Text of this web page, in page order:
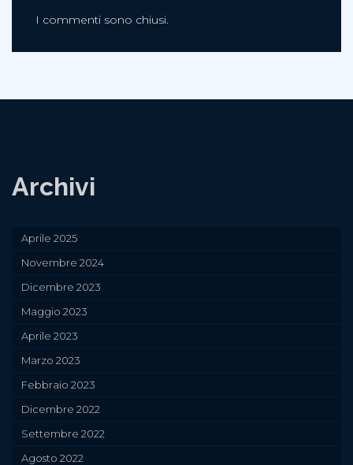
I commenti sono chiusi.
Archivi
Aprile 2025
Novembre 2024
Dicembre 2023
Maggio 2023
Aprile 2023
Marzo 2023
Febbraio 2023
Dicembre 2022
Settembre 2022
Agosto 2022